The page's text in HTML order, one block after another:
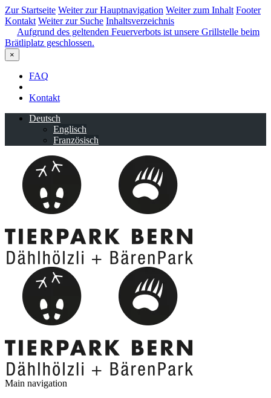
Zur Startseite Weiter zur Hauptnavigation Weiter zum Inhalt Footer
Kontakt Weiter zur Suche Inhaltsverzeichnis
Aufgrund des geltenden Feuerverbots ist unsere Grillstelle beim
Brätliplatz geschlossen.
×
FAQ
Kontakt
Deutsch
Englisch
Französisch
Main navigation